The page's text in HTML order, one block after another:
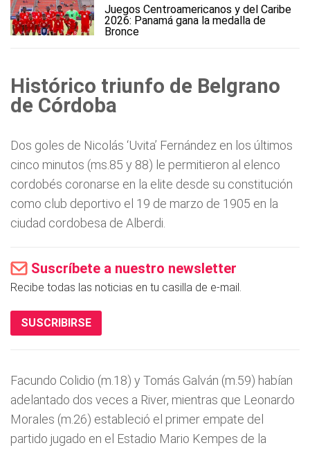
Juegos Centroamericanos y del Caribe
2026: Panamá gana la medalla de
Bronce
Histórico triunfo de Belgrano
de Córdoba
Dos goles de Nicolás ‘Uvita’ Fernández en los últimos
cinco minutos (ms.85 y 88) le permitieron al elenco
cordobés coronarse en la elite desde su constitución
como club deportivo el 19 de marzo de 1905 en la
ciudad cordobesa de Alberdi.
Suscríbete a nuestro newsletter
Recibe todas las noticias en tu casilla de e-mail.
SUSCRIBIRSE
Facundo Colidio (m.18) y Tomás Galván (m.59) habían
adelantado dos veces a River, mientras que Leonardo
Morales (m.26) estableció el primer empate del
partido jugado en el Estadio Mario Kempes de la